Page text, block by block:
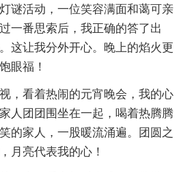
谜活动，一位笑容满面和蔼可亲
一番思索后，我正确的答了出
这让我分外开心。晚上的焰火更
眼福！
，看着热闹的元宵晚会，我的心
人团团围坐在一起，喝着热腾腾
的家人，一股暖流涌遍。团圆之
月亮代表我的心！